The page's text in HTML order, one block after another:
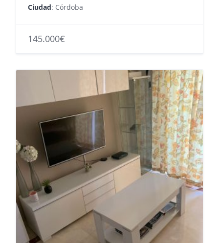
Ciudad: Córdoba
145.000€